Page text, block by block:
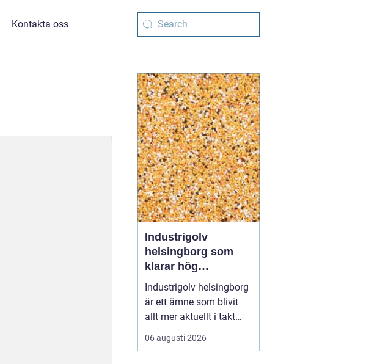
Kontakta oss
Industrigolv
helsingborg som
klarar hög
belastning och tuffa
krav
Industrigolv helsingborg
är ett ämne som blivit
allt mer aktuellt i takt
med att fler
verksamheter söker
06 augusti 2026